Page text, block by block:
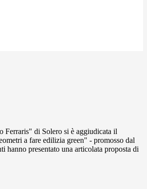
Ferraris" di Solero si è aggiudicata il
a fare edilizia green" - promosso dal
presentato una articolata proposta di